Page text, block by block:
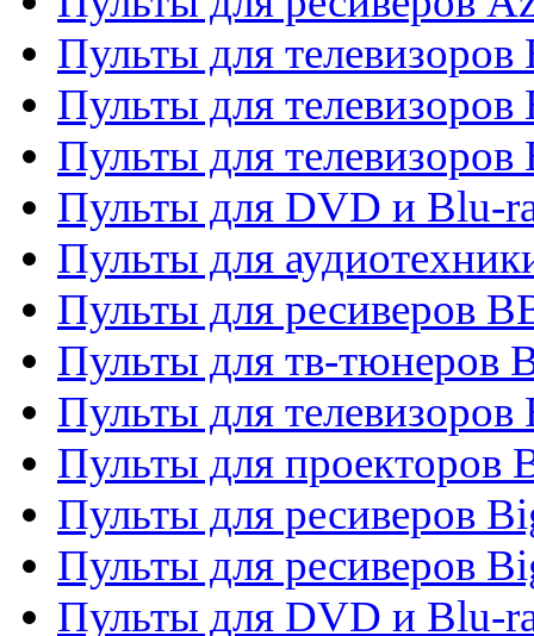
Пульты для
Пульты для
Пульты для
Пульты для DVD и Blu-
Пульты для
Пульты для ресиверов
Пульты для тв-тюнеров
Пульты для телевизоров
Пульты для проекторов
Пульты для ресиверов
Пульты для ресиверов
Пульты для DVD и Blu-